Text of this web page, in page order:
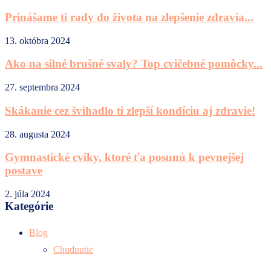
Prinášame ti rady do života na zlepšenie zdravia...
13. októbra 2024
Ako na silné brušné svaly? Top cvičebné pomôcky...
27. septembra 2024
Skákanie cez švihadlo ti zlepší kondíciu aj zdravie!
28. augusta 2024
Gymnastické cviky, ktoré ťa posunú k pevnejšej
postave
2. júla 2024
Kategórie
Blog
Chudnutie